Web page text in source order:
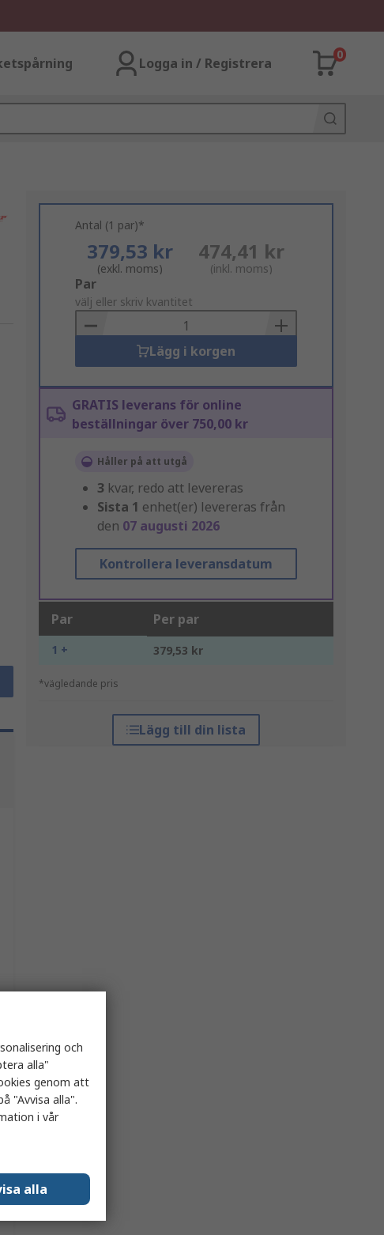
Logga in / Registrera
0
Antal (1 par)*
379,53 kr
(exkl. moms)
474,41 kr
(inkl. moms)
Add
to
Basket
Par
välj eller skriv kvantitet
Lägg i korgen
GRATIS leverans för online
beställningar över 750,00 kr
Håller på att utgå
3 kvar, redo att levereras
Sista 1 enhet(er) levereras från
den 07 augusti 2026
Kontrollera leveransdatum
Par Per par
1 + 379,53 kr
*vägledande pris
Lägg till din lista
och
alla"
genom att
"Avvisa alla".
i vår
alla